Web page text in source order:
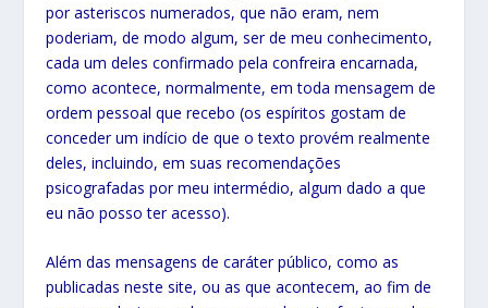
por asteriscos numerados, que não eram, nem
poderiam, de modo algum, ser de meu conhecimento,
cada um deles confirmado pela confreira encarnada,
como acontece, normalmente, em toda mensagem de
ordem pessoal que recebo (os espíritos gostam de
conceder um indício de que o texto provém realmente
deles, incluindo, em suas recomendações
psicografadas por meu intermédio, algum dado a que
eu não posso ter acesso).
Além das mensagens de caráter público, como as
publicadas neste site, ou as que acontecem, ao fim de